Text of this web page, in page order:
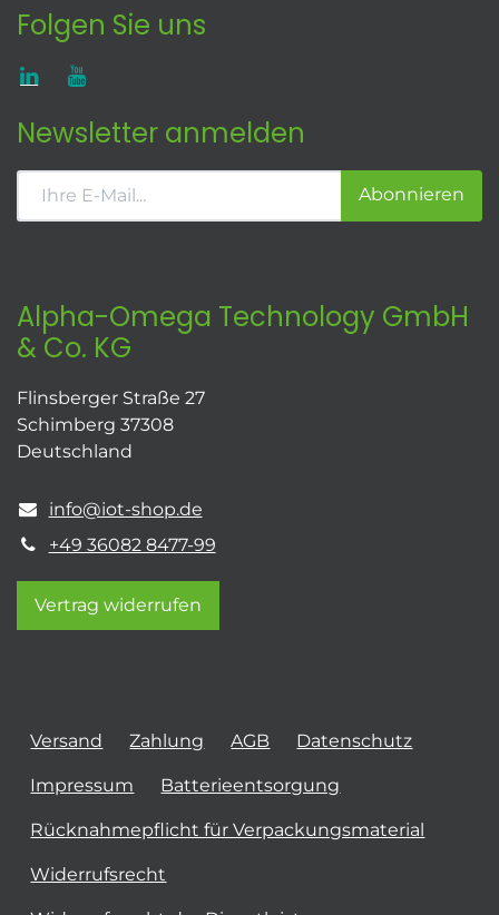
Folgen Sie uns
Newsletter anmelden
Abonnieren
Alpha-Omega Technology GmbH
& Co. KG
Flinsberger Straße 27
Schimberg 37308
Deutschland
info@iot-shop.de
+49 36082 8477-99
Vertrag widerrufen
Versand Zahlung AGB Datenschutz
Impressum Batterieentsorgung
Rücknahmepflicht für Verpackungsmaterial
Widerrufsrecht